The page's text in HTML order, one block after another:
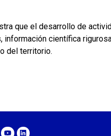
que el desarrollo de
información científica
del territorio.